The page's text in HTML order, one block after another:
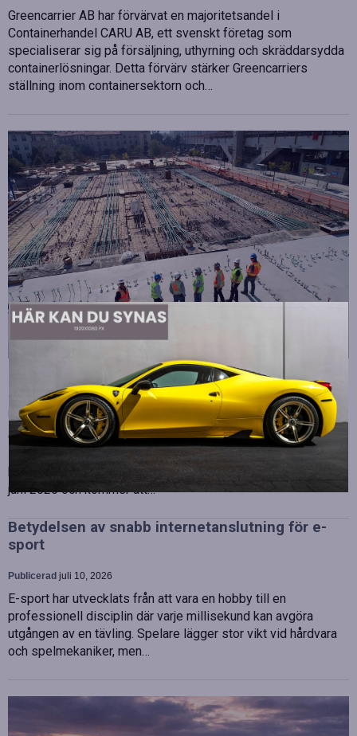
Greencarrier AB har förvärvat en majoritetsandel i
Containerhandel CARU AB, ett svenskt företag som
specialiserar sig på försäljning, uthyrning och skräddarsydda
containerlösningar. Detta förvärv stärker Greencarriers
ställning inom containersektorn och…
Strategiska tillskott till OHLA Sveriges ledning
Publicerad juli 10, 2026
OHLA Sverige stärker sin ledningsgrupp genom att anställa
Malin Bergman som HR-chef och María Vazquez som
biträdande ekonomichef. Båda började sina nya tjänster den 1
juni 2026 och kommer att…
Betydelsen av snabb internetanslutning för e-
sport
Publicerad juli 10, 2026
E-sport har utvecklats från att vara en hobby till en
professionell disciplin där varje millisekund kan avgöra
utgången av en tävling. Spelare lägger stor vikt vid hårdvara
och spelmekaniker, men…